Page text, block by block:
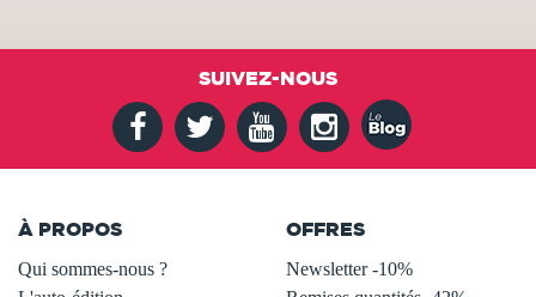
SUIVEZ-NOUS
À PROPOS
Qui sommes-nous ?
OFFRES
Newsletter -10%